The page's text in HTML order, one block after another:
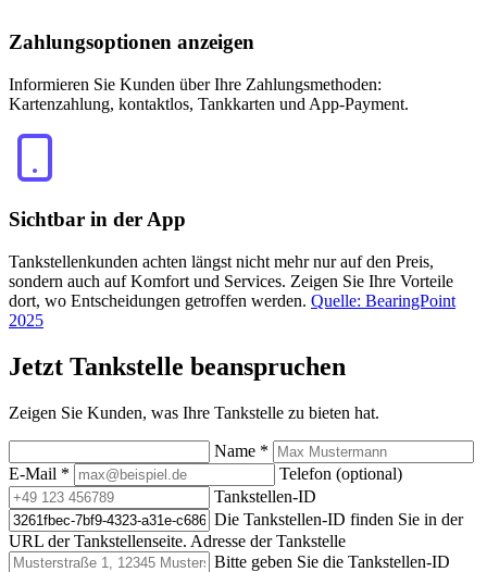
Zahlungsoptionen anzeigen
Informieren Sie Kunden über Ihre Zahlungsmethoden:
Kartenzahlung, kontaktlos, Tankkarten und App-Payment.
Sichtbar in der App
Tankstellenkunden achten längst nicht mehr nur auf den Preis,
sondern auch auf Komfort und Services. Zeigen Sie Ihre Vorteile
dort, wo Entscheidungen getroffen werden. Quelle: BearingPoint
2025
Jetzt Tankstelle beanspruchen
Zeigen Sie Kunden, was Ihre Tankstelle zu bieten hat.
Name *
E-Mail *
Telefon (optional)
Tankstellen-ID
Die Tankstellen-ID finden Sie in der
URL der Tankstellenseite. Adresse der Tankstelle
Bitte geben Sie die Tankstellen-ID